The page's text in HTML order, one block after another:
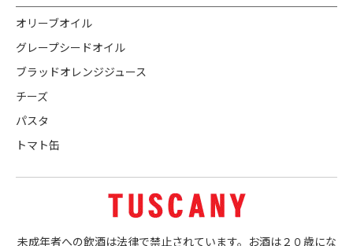
オリーブオイル
グレープシードオイル
ブラッドオレンジジュース
チーズ
パスタ
トマト缶
未成年者への飲酒は法律で禁止されています。お酒は２０歳にな